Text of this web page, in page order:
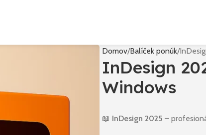
Domov Balíček ponúk
InDesign
Windows
📖 InDesign 2025 –